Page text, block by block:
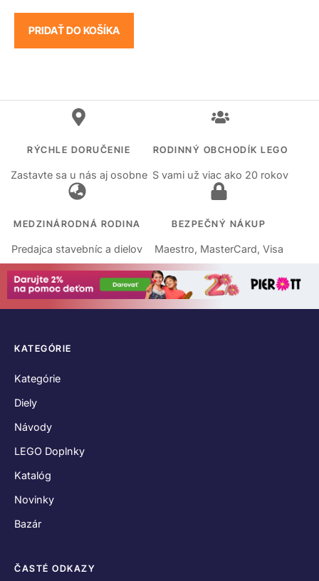
PRIDAŤ DO KOŠÍKA
RÝCHLE DORUČENIE
Zastavte sa u nás aj osobne
RODINNÝ OBCHODÍK LEGO
S vami už viac ako 20 rokov
MEDZINÁRODNÁ RODINA
Predajca stavebníc a dielov
BEZPEČNÝ NÁKUP
Maestro, MasterCard, Visa
KATEGÓRIE
Kategórie
Diely
Návody
LEGO Doplnky
Katalóg
Novinky
Bazár
ČASTÉ ODKAZY